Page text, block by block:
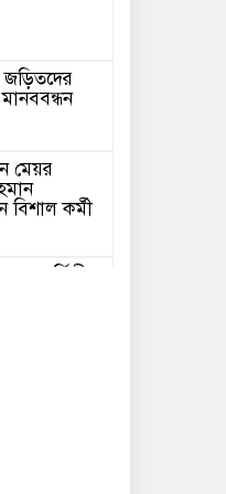
জড়িতদের
মেয়র
বিশাল কর্মী